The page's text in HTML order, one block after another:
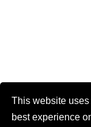
This website
best experience